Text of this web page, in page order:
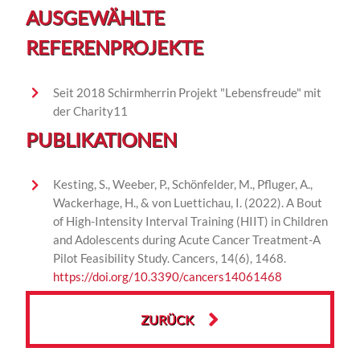
AUSGEWÄHLTE
REFERENPROJEKTE
Seit 2018 Schirmherrin Projekt "Lebensfreude" mit
der Charity11
PUBLIKATIONEN
Kesting, S., Weeber, P., Schönfelder, M., Pfluger, A.,
Wackerhage, H., & von Luettichau, I. (2022).A Bout
of High-Intensity Interval Training (HIIT) in Children
and Adolescents during Acute Cancer Treatment-A
Pilot Feasibility Study.Cancers, 14(6), 1468.
https://doi.org/10.3390/cancers14061468
ZURÜCK